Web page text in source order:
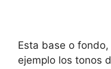
Esta base o
ejemplo los tonos